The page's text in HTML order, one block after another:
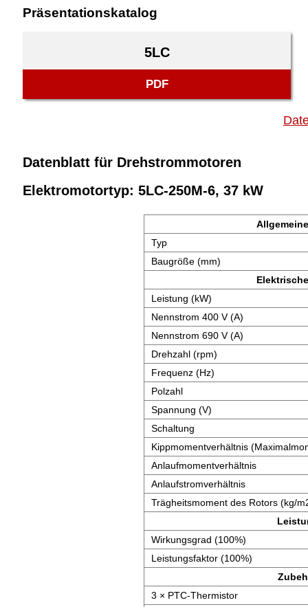
Präsentationskatalog
5LC
PDF
Datenblatt für Drehstrommotoren
Elektromotortyp: 5LC-250M-6, 37 kW
Typ
Baugröße (mm)
Leistung (kW)
Nennstrom 400 V (A)
Nennstrom 690 V (A)
Drehzahl (rpm)
Frequenz (Hz)
Polzahl
Spannung (V)
Schaltung
Kippmomentverhältnis
Anlaufmomentverhältnis
Anlaufstromverhältnis
Trägheitsmoment des Rotors (kg/
Wirkungsgrad (100%)
Leistungsfaktor (100%)
3 × PTC-Thermistor